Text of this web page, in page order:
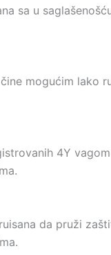
sa u
mogućim
4Y
da pruži